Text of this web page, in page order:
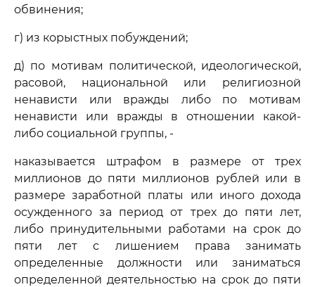
обвинения;
г) из корыстных побуждений;
д) по мотивам политической, идеологической,
расовой, национальной или религиозной
ненависти или вражды либо по мотивам
ненависти или вражды в отношении какой-
либо социальной группы, -
наказывается штрафом в размере от трех
миллионов до пяти миллионов рублей или в
размере заработной платы или иного дохода
осужденного за период от трех до пяти лет,
либо принудительными работами на срок до
пяти лет с лишением права занимать
определенные должности или заниматься
определенной деятельностью на срок до пяти